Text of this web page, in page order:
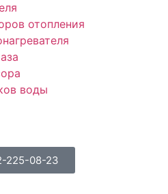
отопления
воды
225-08-23